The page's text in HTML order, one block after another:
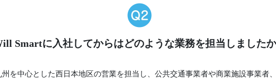
Smartに入社してからはどのような業務を担当しました
を中心とした西日本地区の営業を担当し、公共交通事業者や商業施設事業者